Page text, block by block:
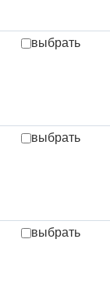
выбрать
выбрать
выбрать